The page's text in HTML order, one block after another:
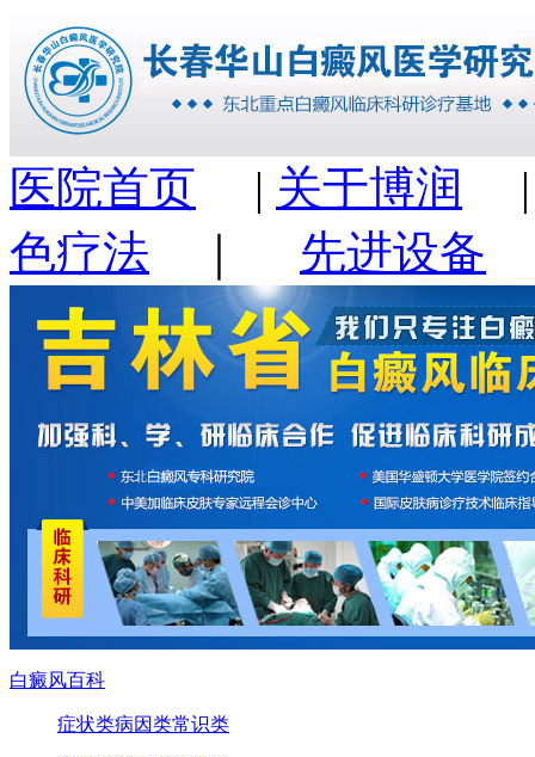
医院首页 | 关于博润
色疗法
先进设备
白癜风百科
症状类病因类常识类